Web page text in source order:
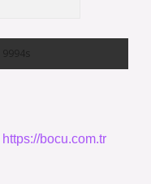
https://bocu.com.tr